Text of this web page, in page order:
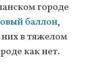
городе
баллон,
них в тяжелом
как нет.